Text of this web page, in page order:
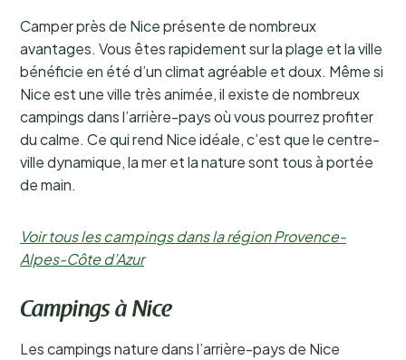
Camper près de Nice présente de nombreux
avantages. Vous êtes rapidement sur la plage et la ville
bénéficie en été d’un climat agréable et doux. Même si
Nice est une ville très animée, il existe de nombreux
campings dans l’arrière-pays où vous pourrez profiter
du calme. Ce qui rend Nice idéale, c’est que le centre-
ville dynamique, la mer et la nature sont tous à portée
de main.
Voir tous les campings dans la région Provence-
Alpes-Côte d’Azur
Campings à Nice
Les campings nature dans l’arrière-pays de Nice